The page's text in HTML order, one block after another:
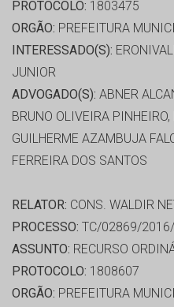
PROTOCOLO: 1803475
ORGÃO: PREFEITURA
INTERESSADO(S):
JUNIOR
ADVOGADO(S): ABNER
BRUNO OLIVEIRA
GUILHERME AZAMBUJA
FERREIRA DOS SANTOS
RELATOR: CONS. WALDIR
PROCESSO: TC/02869/
ASSUNTO: RECURSO
PROTOCOLO: 1808607
ORGÃO: PREFEITURA